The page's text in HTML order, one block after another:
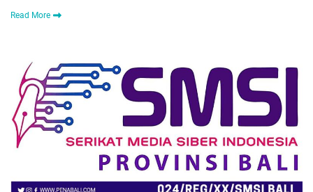
Read More